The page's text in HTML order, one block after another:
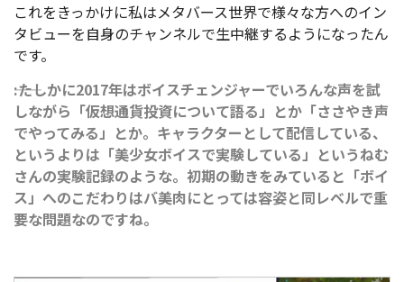
これをきっかけに私はメタバース世界で様々な方へのイン
タビューを自身のチャンネルで生中継するようになったん
です。
――:たしかに2017年はボイスチェンジャーでいろんな声を試
しながら「仮想通貨投資について語る」とか「ささやき声
でやってみる」とか。キャラクターとして配信している、
というよりは「美少女ボイスで実験している」というねむ
さんの実験記録のような。初期の動きをみていると「ボイ
ス」へのこだわりはバ美肉にとっては容姿と同レベルで重
要な問題なのですね。